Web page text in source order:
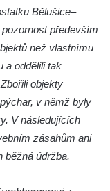
Bělušice–
především
než vlastnímu
a oddělili tak
objekty
v němž byly
V následujících
zásahům ani
běžná údržba.